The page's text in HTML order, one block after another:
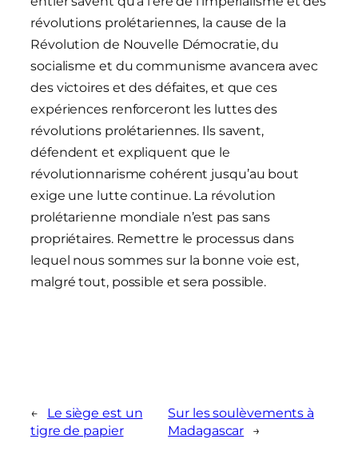
révolutions prolétariennes, la cause de la
Révolution de Nouvelle Démocratie, du
socialisme et du communisme avancera avec
des victoires et des défaites, et que ces
expériences renforceront les luttes des
révolutions prolétariennes. Ils savent,
défendent et expliquent que le
révolutionnarisme cohérent jusqu’au bout
exige une lutte continue. La révolution
prolétarienne mondiale n’est pas sans
propriétaires. Remettre le processus dans
lequel nous sommes sur la bonne voie est,
malgré tout, possible et sera possible.
←
Le siège est un
tigre de papier
Sur les soulèvements à
Madagascar
→